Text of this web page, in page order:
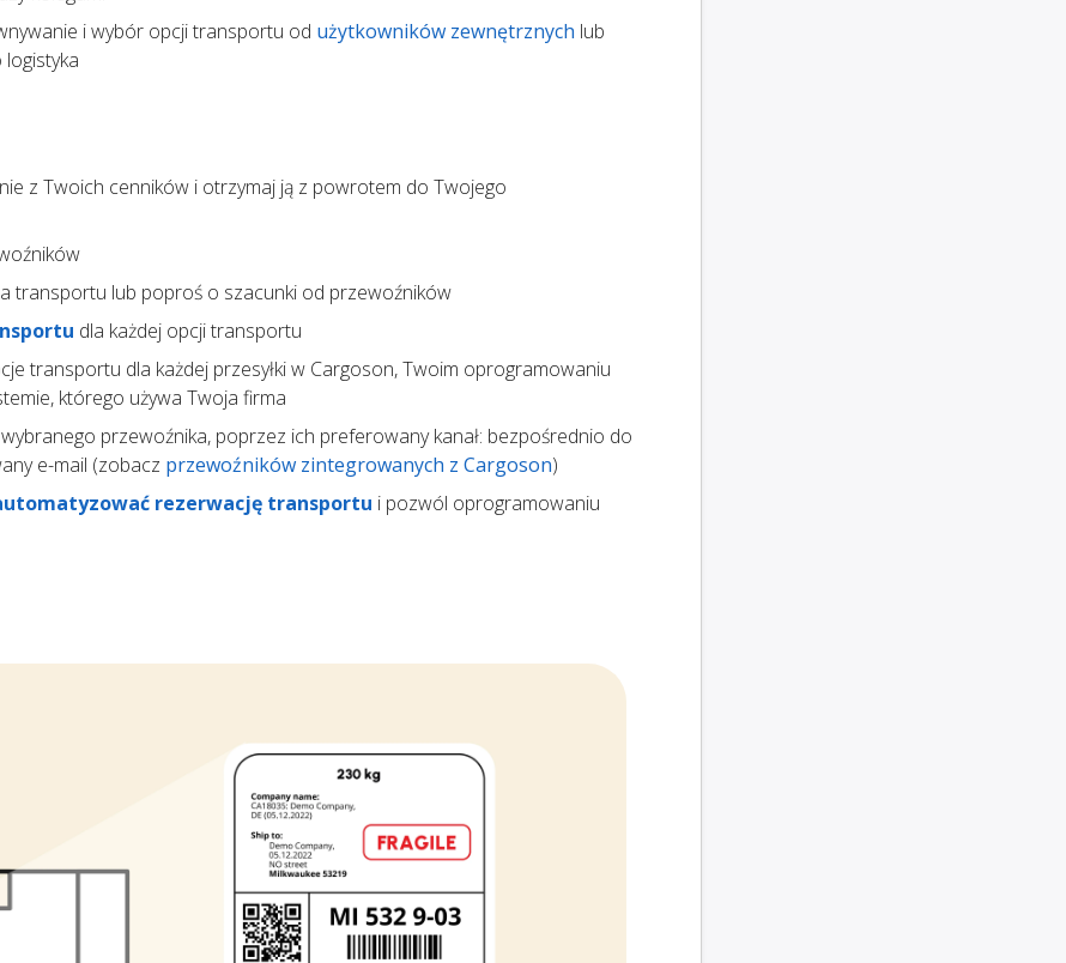
i wybór opcji transportu od użytkowników zewnętrznych lub
z Twoich cenników i otrzymaj ją z powrotem do Twojego
transportu lub poproś o szacunki od przewoźników
dla każdej opcji transportu
transportu dla każdej przesyłki w Cargoson, Twoim oprogramowaniu
którego używa Twoja firma
przewoźnika, poprzez ich preferowany kanał: bezpośrednio do
e-mail (zobacz przewoźników zintegrowanych z Cargoson)
rezerwację transportu i pozwól oprogramowaniu